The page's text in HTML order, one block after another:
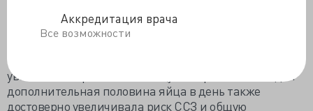
Аккредитация врача
Все возможности
хроническая сердечная недостаточность, сердечно-
сосудистая смерть), а также общей смертностью.
Каждые 300 мг холестерина, потребляемого с пищей,
увеличивали риск ССЗ и общую смертность. Каждая
дополнительная половина яйца в день также
достоверно увеличивала риск ССЗ и общую